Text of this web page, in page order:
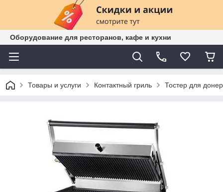
Оборудование для ресторанов, кафе и кухни
Товары и услуги Контактный гриль Тостер для